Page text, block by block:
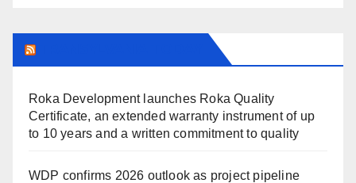
Roka Development launches Roka Quality
Certificate, an extended warranty instrument of up
to 10 years and a written commitment to quality
WDP confirms 2026 outlook as project pipeline